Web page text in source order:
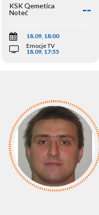
KSK Qemetica
Noteć
Inowrocław
--
18.09, 18:00
Emocje TV
18.09, 17:55